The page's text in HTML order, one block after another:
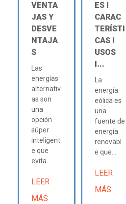
VENTA
JAS Y
DESVE
NTAJA
S
Las
energías
alternativ
as son
una
opción
súper
inteligent
e que
evita...
LEER
MÁS
ES Ι
CARAC
TERÍSTI
CAS Ι
USOS
Ι...
La
energía
eólica es
una
fuente de
energía
renovabl
e que...
LEER
MÁS